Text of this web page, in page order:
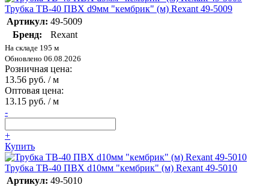
Трубка ТВ-40 ПВХ d9мм "кембрик" (м) Rexant 49-5009
Артикул: 49-5009
Бренд:
Rexant
На складе 195 м
Обновлено 06.08.2026
Розничная цена:
13.56 руб. / м
Оптовая цена:
13.15 руб. / м
-
+
Купить
Трубка ТВ-40 ПВХ d10мм "кембрик" (м) Rexant 49-5010
Артикул: 49-5010